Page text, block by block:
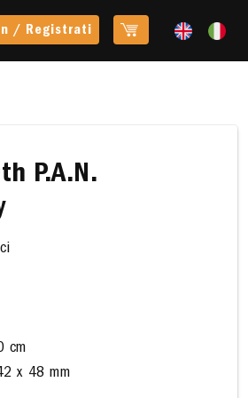
/ Registrati
P.A.N.
cm
x 48 mm